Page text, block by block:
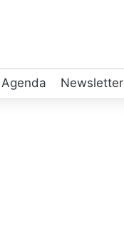
Agenda Newsletter